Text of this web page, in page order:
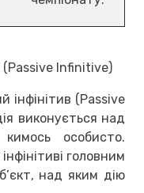
(Passive Infinitive)
інфінітив (Passive
виконується над
особисто.
головним
над яким дію